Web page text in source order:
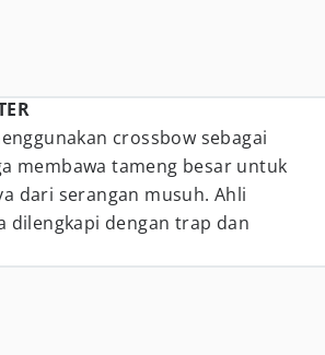
crossbow sebagai
membawa tameng besar untuk
dari serangan musuh. Ahli
dilengkapi dengan trap dan